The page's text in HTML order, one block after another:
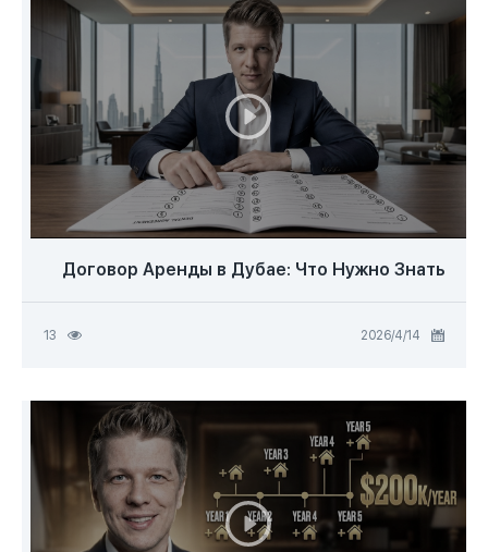
Договор Аренды в Дубае: Что Нужно Знать
14‏/4‏/2026
13